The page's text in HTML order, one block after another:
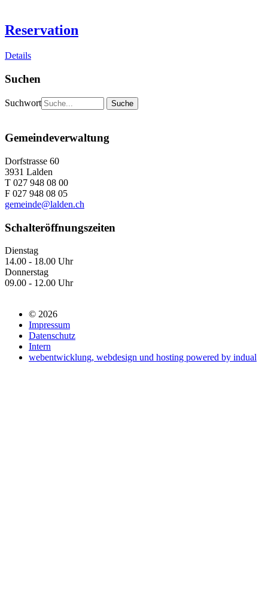
Reservation
Details
Suchen
Suchwort
Gemeindeverwaltung
Dorfstrasse 60
3931 Lalden
T 027 948 08 00
F 027 948 08 05
gemeinde@lalden.ch
Schalteröffnungszeiten
Dienstag
14.00 - 18.00 Uhr
Donnerstag
09.00 - 12.00 Uhr
© 2026
Impressum
Datenschutz
Intern
webentwicklung, webdesign und hosting powered by indual